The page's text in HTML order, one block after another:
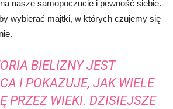
nasze samopoczucie i pewność siebie.
wybierać majtki, w których czujemy się
BIELIZNY JEST
I POKAZUJE, JAK WIELE
PRZEZ WIEKI. DZISIEJSZE